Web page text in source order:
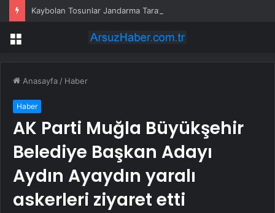
Kaybolan Tosunlar Jandarma Tarafından Bulundu
Menü
Anasayfa / Haber
Haber
AK Parti Muğla Büyükşehir
Belediye Başkan Adayı
Aydın Ayaydın yaralı
askerleri ziyaret etti